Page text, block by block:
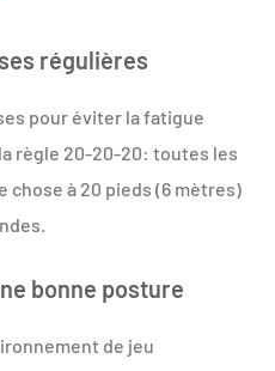
régulières
pour éviter la fatigue
règle 20-20-20: toutes les
chose à 20 pieds (6 mètres)
bonne posture
de jeu